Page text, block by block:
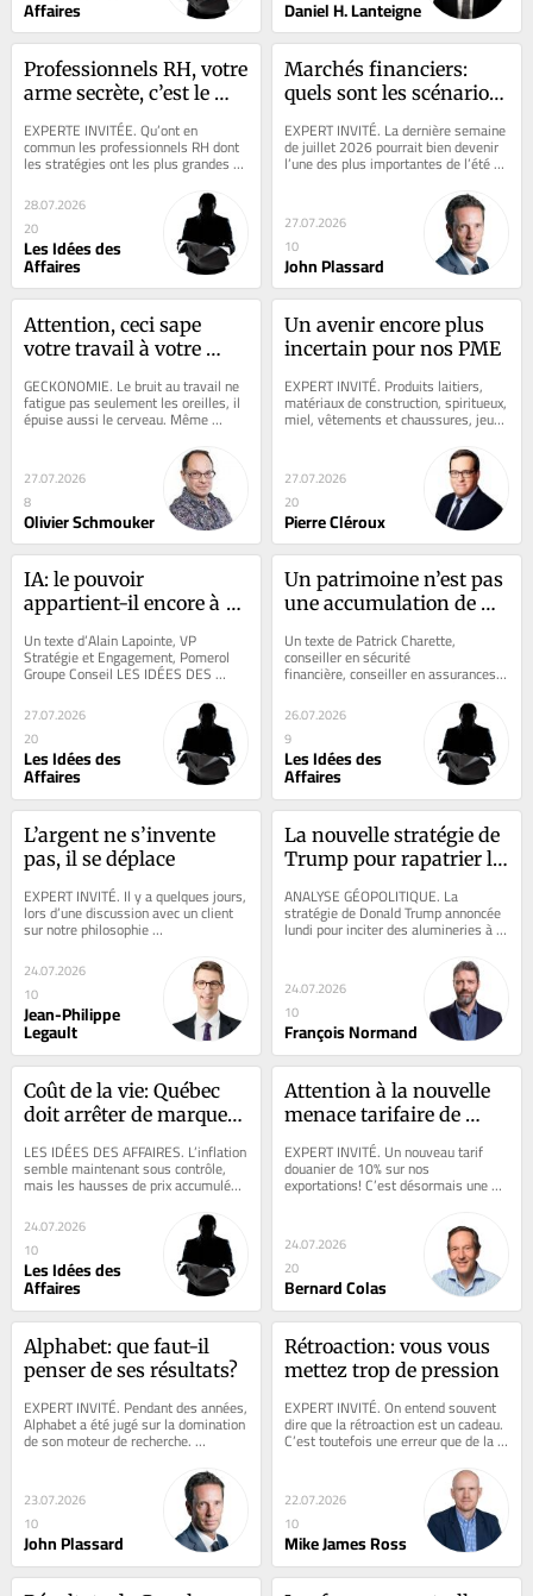
Affaires Daniel H. Lanteigne
Professionnels RH, votre
arme secrète, c’est le
EXPERTE INVITÉE. Qu’ont en
commun les professionnels RH dont
les stratégies ont les plus grandes
retombées? Ils ont travaillé sur leur
image de...
28.07.2026
20
Les Idées des
Affaires
Marchés financiers:
quels sont les scénarios
EXPERT INVITÉ. La dernière semaine
de juillet 2026 pourrait bien devenir
l’une des plus importantes de l’été
pour les marchés financiers....
27.07.2026
10
John Plassard
Attention, ceci sape
votre travail à votre
GECKONOMIE. Le bruit au travail ne
fatigue pas seulement les oreilles, il
épuise aussi le cerveau. Même
lorsqu’on croit ne plus y prêter...
27.07.2026
8
Olivier Schmouker
Un avenir encore plus
incertain pour nos PME
EXPERT INVITÉ. Produits laitiers,
matériaux de construction, spiritueux,
miel, vêtements et chaussures, jeux
vidéo et jouets, et équipement de...
27.07.2026
20
Pierre Cléroux
IA: le pouvoir
appartient-il encore à
décision?
Un texte d’Alain Lapointe, VP
Stratégie et Engagement, Pomerol
Groupe Conseil LES IDÉES DES
AFFAIRES. «Qu’est-ce que tu en
penses?» Il n’y a...
27.07.2026
20
Les Idées des
Affaires
Un patrimoine n’est pas
une accumulation de
histoire
Un texte de Patrick Charette,
conseiller en sécurité
financière, conseiller en assurances
et rentes collectives LES IDÉES DES
AFFAIRES. Il existe...
26.07.2026
9
Les Idées des
Affaires
L’argent ne s’invente
pas, il se déplace
EXPERT INVITÉ. Il y a quelques jours,
lors d’une discussion avec un client
sur notre philosophie
d’investissement et la situation des
marchés,...
24.07.2026
10
Jean-Philippe
Legault
La nouvelle stratégie de
Trump pour rapatrier la
production
d’aluminium est vouée à
l’échec
ANALYSE GÉOPOLITIQUE. La
stratégie de Donald Trump annoncée
lundi pour inciter des alumineries à
relocaliser de la production aux
24.07.2026
10
François Normand
Coût de la vie: Québec
doit arrêter de marquer
dans son propre but
LES IDÉES DES AFFAIRES. L’inflation
semble maintenant sous contrôle,
mais les hausses de prix accumulées
au cours des dernières années...
24.07.2026
10
Les Idées des
Affaires
Attention à la nouvelle
menace tarifaire de
Trump sous votre radar
EXPERT INVITÉ. Un nouveau tarif
douanier de 10% sur nos
exportations! C’est désormais une
décision formelle depuis minuit ce
24.07.2026
20
Bernard Colas
Alphabet: que faut-il
penser de ses résultats?
EXPERT INVITÉ. Pendant des années,
Alphabet a été jugé sur la domination
de son moteur de recherche.
23.07.2026
10
John Plassard
Rétroaction: vous vous
mettez trop de pression
EXPERT INVITÉ. On entend souvent
dire que la rétroaction est un cadeau.
C’est toutefois une erreur que de la
réserver uniquement pour les...
22.07.2026
10
Mike James Ross